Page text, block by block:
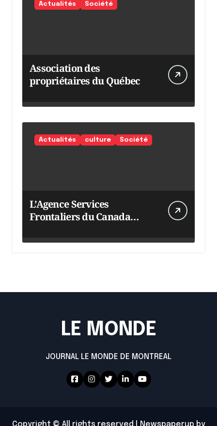
Actualités Société
Association des
propriétaires du Québec
Actualités culture Société
L’Agence Services
Frontaliers du Canada
LE MONDE
JOURNAL LE MONDE DE MONTREAL
Copyright © All rights reserved Newspaperup by